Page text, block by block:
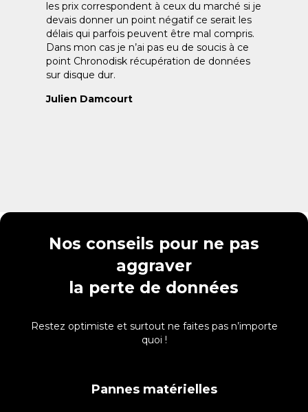
les prix correspondent à ceux du marché si je
devais donner un point négatif ce serait les
délais qui parfois peuvent être mal compris.
Dans mon cas je n’ai pas eu de soucis à ce
point Chronodisk récupération de données
sur disque dur.
Julien Damcourt
Nos conseils pour ne pas
aggraver
la perte de données
Restez optimiste et surtout ne faites pas n’importe
quoi !
Pannes matérielles